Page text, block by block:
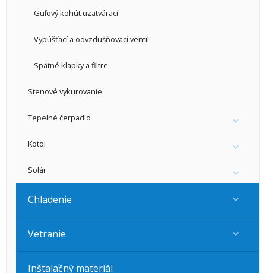
Guľový kohút uzatvárací
Vypúšťací a odvzdušňovací ventil
Spätné klapky a filtre
Stenové vykurovanie
Tepelné čerpadlo
Kotol
Solár
Chladenie
Vetranie
Inštalačný materiál